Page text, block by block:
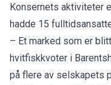
Konsernets aktiviteter
hadde 15
– Et marked som er
hvitfiskkvoter i
på flere av selskapets